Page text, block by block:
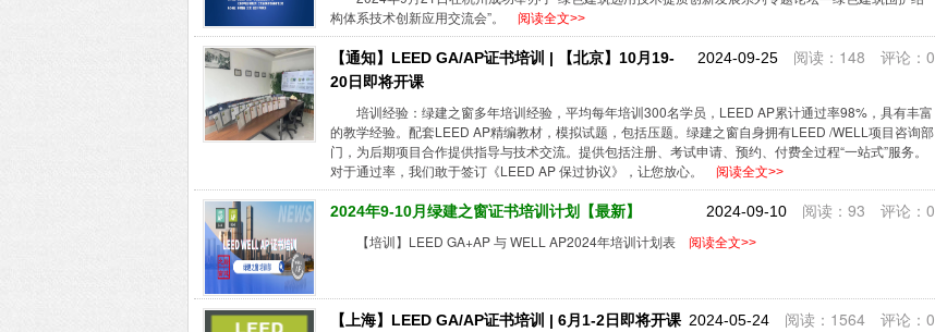
构体系技术创新应用交流会”。
阅读全文>>
2024-09-25 阅读：148 评论：0
【通知】LEED GA/AP证书培训 | 【北京】10月19-
20日即将开课
培训经验：绿建之窗多年培训经验，平均每年培训300名学员，LEED AP累计通过率98%，具有丰富
的教学经验。配套LEED AP精编教材，模拟试题，包括压题。绿建之窗自身拥有LEED /WELL项目咨询部
门，为后期项目合作提供指导与技术交流。提供包括注册、考试申请、预约、付费全过程“一站式”服务。
对于通过率，我们敢于签订《LEED AP 保过协议》，让您放心。
阅读全文>>
2024-09-10 阅读：93 评论：0
2024年9-10月绿建之窗证书培训计划【最新】
【培训】LEED GA+AP 与 WELL AP2024年培训计划表 阅读全文>>
2024-05-24 阅读：1564 评论：0
【上海】LEED GA/AP证书培训 | 6月1-2日即将开课